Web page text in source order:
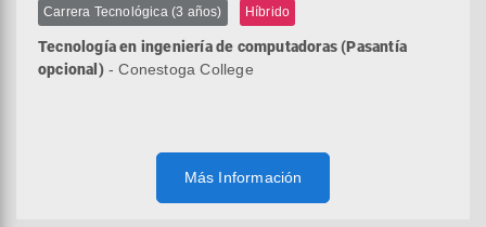
Carrera Tecnológica (3 años) Híbrido
Tecnología en ingeniería de computadoras (Pasantía
opcional)- Conestoga College
Más Información